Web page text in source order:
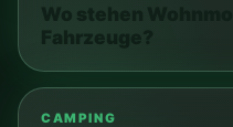
Wo stehen
Fahrzeuge?
CAMPING